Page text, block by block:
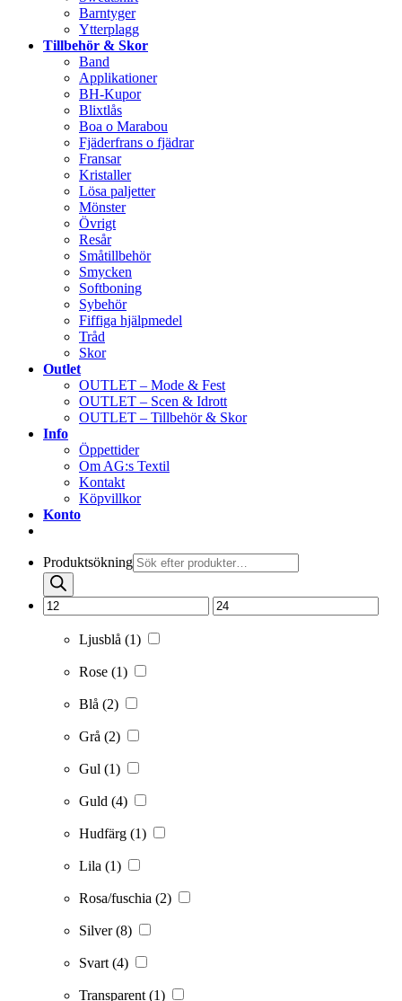
Barntyger
Ytterplagg
Tillbehör & Skor
Band
Applikationer
BH-Kupor
Blixtlås
Boa o Marabou
Fjäderfrans o fjädrar
Fransar
Kristaller
Lösa paljetter
Mönster
Övrigt
Resår
Småtillbehör
Smycken
Softboning
Sybehör
Fiffiga hjälpmedel
Tråd
Skor
Outlet
OUTLET – Mode & Fest
OUTLET – Scen & Idrott
OUTLET – Tillbehör & Skor
Info
Öppettider
Om AG:s Textil
Kontakt
Köpvillkor
Konto
Produktsökning
Ljusblå (1)
Rose (1)
Blå (2)
Grå (2)
Gul (1)
Guld (4)
Hudfärg (1)
Lila (1)
Rosa/fuschia (2)
Silver(8)
Svart(4)
Transparent(1)